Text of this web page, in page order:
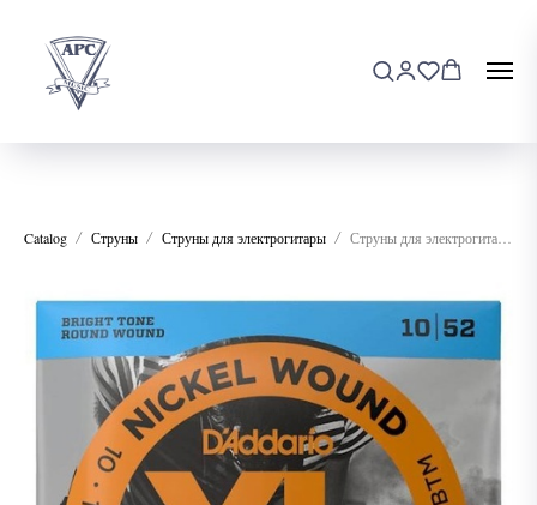
Catalog Струны Струны для электрогитары